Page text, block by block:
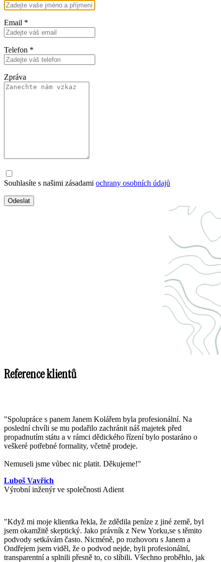
Email *
Telefon *
Zpráva
Souhlasíte s našimi zásadami ochrany osobních údajů
Odeslat
Reference klientů
"Spolupráce s panem Janem Kolářem byla profesionální. Na
poslední chvíli se mu podařilo zachránit náš majetek před
propadnutím státu a v rámci dědického řízení bylo postaráno o
veškeré potřebné formality, včetně prodeje.
Nemuseli jsme vůbec nic platit. Děkujeme!"
Luboš Vavřich
Výrobní inženýr ve společnosti Adient
"Když mi moje klientka řekla, že zdědila peníze z jiné země, byl
jsem okamžitě skeptický. Jako právník z New Yorku,se s těmito
podvody setkávám často. Nicméně, po rozhovoru s Janem a
Ondřejem jsem viděl, že o podvod nejde, byli profesionální,
transparentní a splnili přesně to, co slíbili. Všechno proběhlo, jak